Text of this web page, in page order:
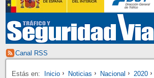
Canal RSS
Estás en: Inicio Noticias Nacional
2020